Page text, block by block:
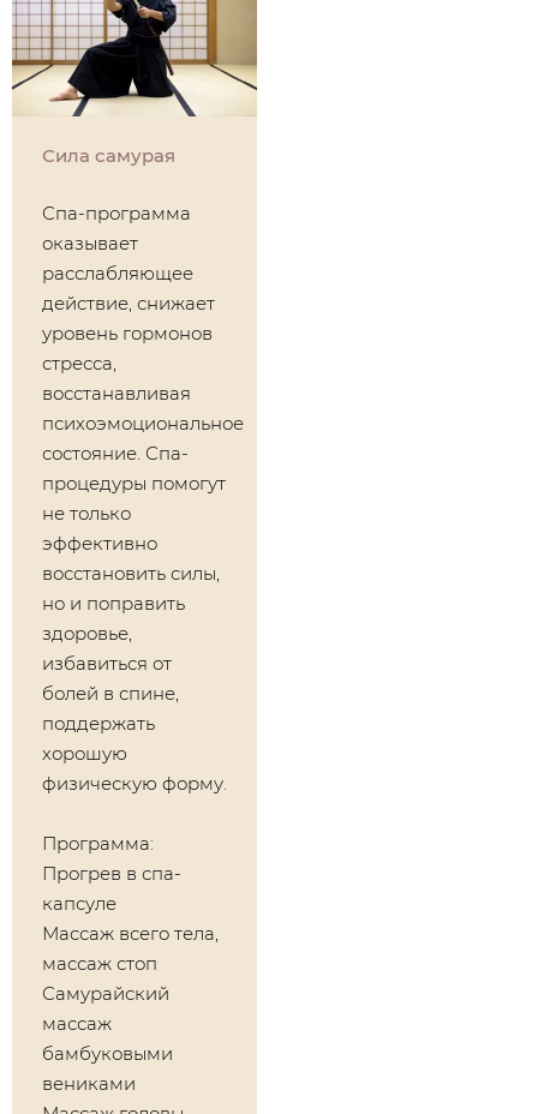
Сила самурая
Спа-программа
оказывает
расслабляющее
действие, снижает
уровень гормонов
стресса,
восстанавливая
психоэмоциональное
состояние. Спа-
процедуры помогут
не только
эффективно
восстановить силы,
но и поправить
здоровье,
избавиться от
болей в спине,
поддержать
хорошую
физическую форму.
​Программа:
Прогрев в спа-
капсуле
Массаж всего тела,
массаж стоп
Самурайский
массаж
бамбуковыми
вениками